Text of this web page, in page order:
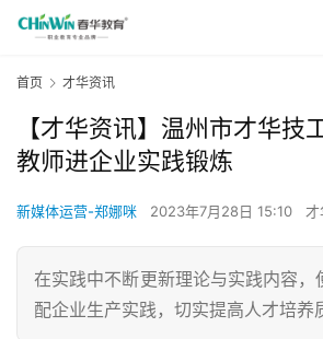
首页 才华资讯
【才华资讯】温州市才华技
教师进企业实践锻炼
新媒体运营-郑娜咪 2023年7月28日 15:10 才
在实践中不断更新理论与实践内容，
配企业生产实践，切实提高人才培养